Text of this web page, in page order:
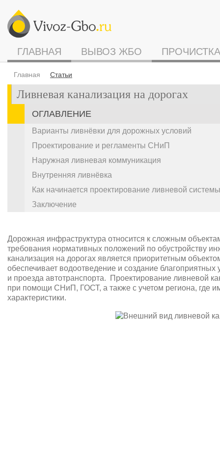
ГЛАВНАЯ ВЫВОЗ ЖБО
Главная Статьи
Ливневая канализация на дорогах
ОГЛАВЛЕНИЕ
Варианты ливнёвки для дорожных условий
Проектирование и регламенты СНиП
Наружная ливневая коммуникация
Внутренняя ливнёвка
Как начинается проектирование ливневой
Заключение
Дорожная инфраструктура относится к сложным
требования нормативных положений по обустройству
канализация на дорогах является приоритетным
обеспечивает водоотведение и создание
и проезда автотранспорта. Проектирование ливневой
при помощи СНиП, ГОСТ, а также с учетом региона, где
характеристики.